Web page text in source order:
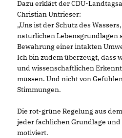
Dazu erklärt der CDU-
Christian Untrieser:
Uns ist der Schutz des
natürlichen Lebensgrundlagen
Bewahrung einer intakten
Ich bin zudem überzeugt, dass
und wissenschaftlichen
müssen. Und nicht von
Stimmungen.
Die rot-grüne Regelung aus
jeder fachlichen Grundlage
motiviert.